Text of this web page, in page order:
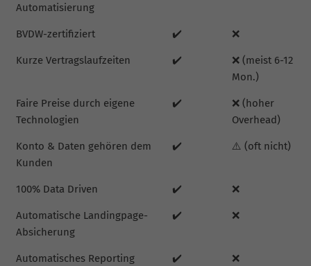
Automatisierung
BVDW-zertifiziert ✔️ ❌
Kurze Vertragslaufzeiten ✔️
❌ (meist 6-12
Mon.)
Faire Preise durch eigene
Technologien
✔️
❌ (hoher
Overhead)
Konto & Daten gehören dem
Kunden
✔️ ⚠️ (oft nicht)
100% Data Driven ✔️ ❌
Automatische Landingpage-
Absicherung
✔️ ❌
Automatisches Reporting ✔️ ❌